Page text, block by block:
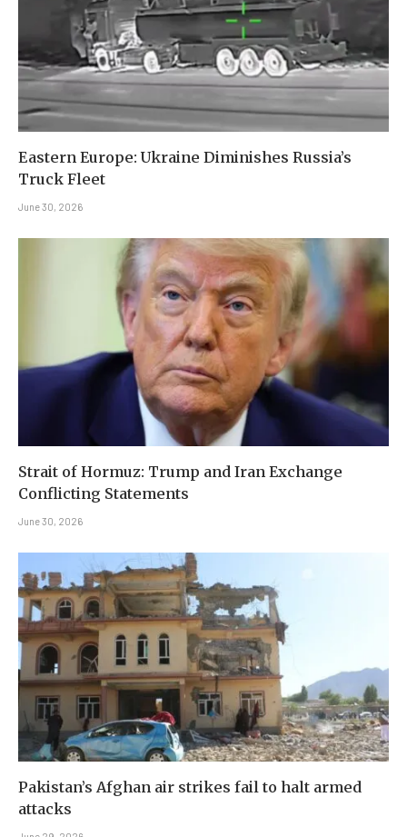
Eastern Europe: Ukraine Diminishes Russia’s
Truck Fleet
June 30, 2026
Strait of Hormuz: Trump and Iran Exchange
Conflicting Statements
June 30, 2026
Pakistan’s Afghan air strikes fail to halt armed
attacks